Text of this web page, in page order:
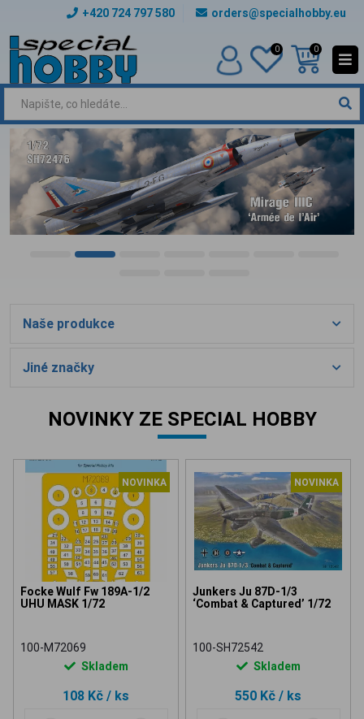
orders@specialhobby.eu
+420 724 797 580
0 0
Naše produkce
Jiné značky
NOVINKY ZE SPECIAL HOBBY
NOVINKA
Focke Wulf Fw 189A-1/2
UHU MASK 1/72
100-M72069
Skladem
108 Kč / ks
NOVINKA
Junkers Ju 87D-1/3
‘Combat & Captured’ 1/72
100-SH72542
Skladem
550 Kč / ks